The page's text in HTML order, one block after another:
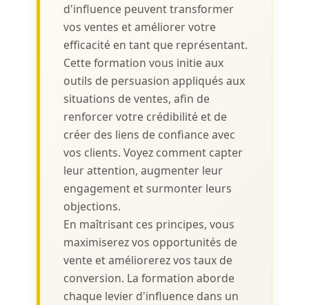
d'influence peuvent transformer
vos ventes et améliorer votre
efficacité en tant que représentant.
Cette formation vous initie aux
outils de persuasion appliqués aux
situations de ventes, afin de
renforcer votre crédibilité et de
créer des liens de confiance avec
vos clients. Voyez comment capter
leur attention, augmenter leur
engagement et surmonter leurs
objections.
En maîtrisant ces principes, vous
maximiserez vos opportunités de
vente et améliorerez vos taux de
conversion. La formation aborde
chaque levier d'influence dans un